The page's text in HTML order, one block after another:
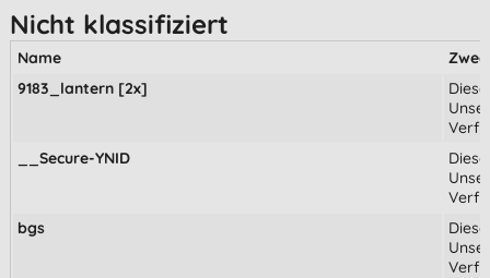
Nicht klassifiziert
Name
9183_lantern [2x]
__Secure-YNID
bgs